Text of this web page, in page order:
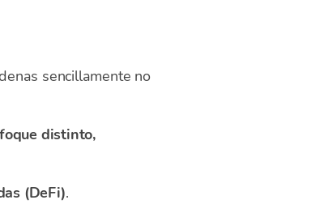
sencillamente no
distinto,
(DeFi).